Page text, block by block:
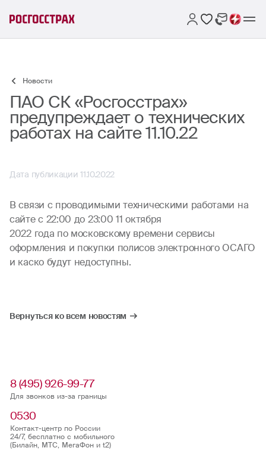
Новости
ПАО СК «Росгосстрах»
предупреждает о технических
работах на сайте 11.10.22
Дата публикации 11.10.2022
В связи с проводимыми техническими работами на
сайте с 22:00 до 23:00 11 октября
2022 года по московскому времени сервисы
оформления и покупки полисов электронного ОСАГО
и каско будут недоступны.
Вернуться ко всем новостям
8 (495) 926-99-77
Для звонков из-за границы
0530
Контакт-центр по России
24/7, бесплатно с мобильного
(Билайн, МТС, МегаФон и t2)